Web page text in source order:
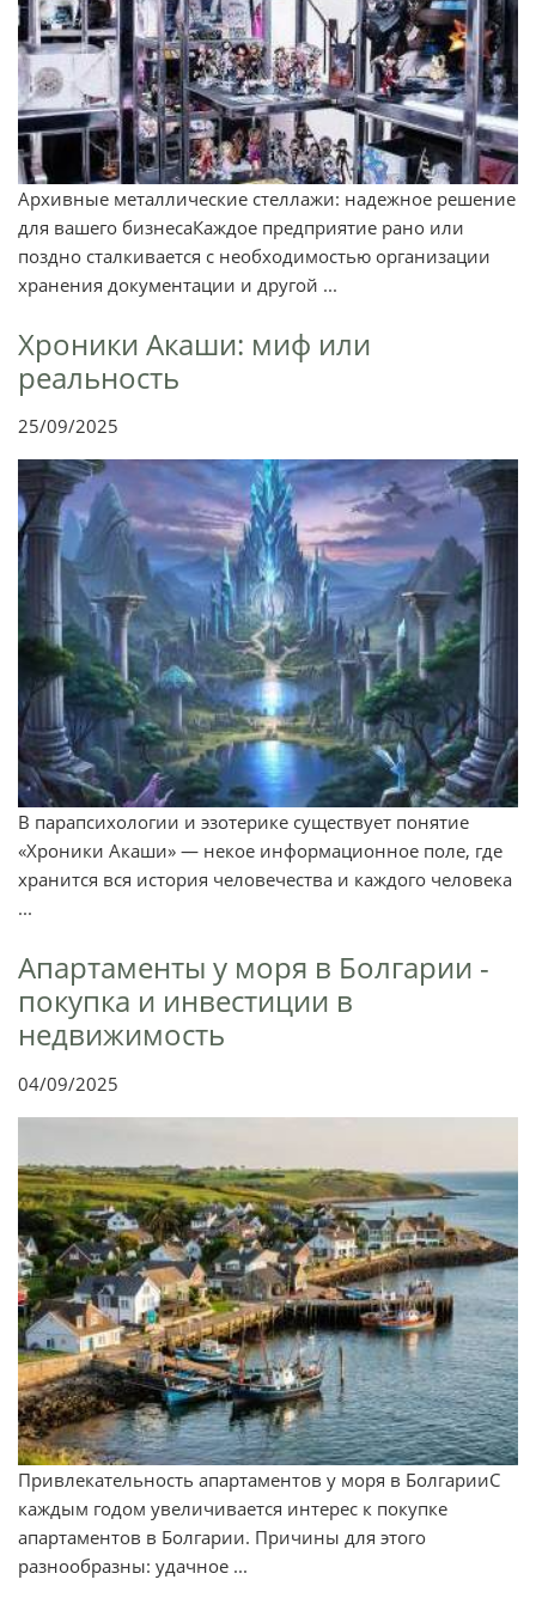
Архивные металлические стеллажи: надежное решение
для вашего бизнесаКаждое предприятие рано или
поздно сталкивается с необходимостью организации
хранения документации и другой ...
Хроники Акаши: миф или
реальность
25/09/2025
В парапсихологии и эзотерике существует понятие
«Хроники Акаши» — некое информационное поле, где
хранится вся история человечества и каждого человека
...
Апартаменты у моря в Болгарии -
покупка и инвестиции в
недвижимость
04/09/2025
Привлекательность апартаментов у моря в БолгарииС
каждым годом увеличивается интерес к покупке
апартаментов в Болгарии. Причины для этого
разнообразны: удачное ...